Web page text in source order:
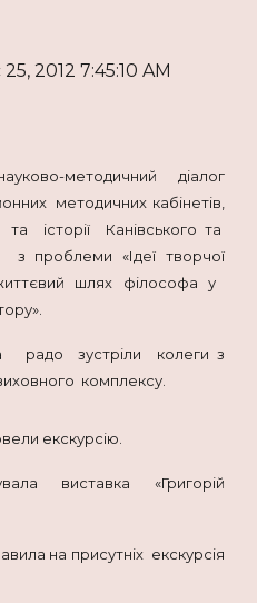
2012 7:45:10 AM
методичний діалог
методичних кабінетів,
та історії Канівського та
проблеми «Ідеї творчої
шлях філософа у
зустріли колеги з
комплексу.
екскурсію.
виставка «Григорій
на присутніх екскурсія